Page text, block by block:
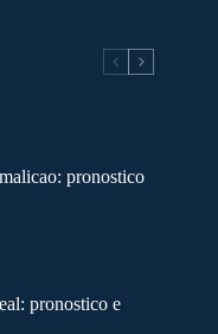
pronostico
pronostico e